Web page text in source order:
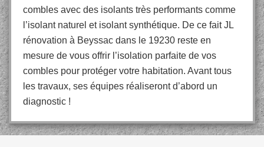
combles avec des isolants très performants comme
l’isolant naturel et isolant synthétique. De ce fait JL
rénovation à Beyssac dans le 19230 reste en
mesure de vous offrir l’isolation parfaite de vos
combles pour protéger votre habitation. Avant tous
les travaux, ses équipes réaliseront d’abord un
diagnostic !